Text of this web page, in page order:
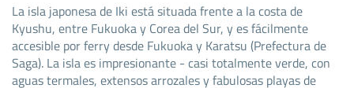
La isla japonesa de Iki está situada frente a la costa de
Kyushu, entre Fukuoka y Corea del Sur, y es fácilmente
accesible por ferry desde Fukuoka y Karatsu (Prefectura de
Saga). La isla es impresionante - casi totalmente verde, con
aguas termales, extensos arrozales y fabulosas playas de